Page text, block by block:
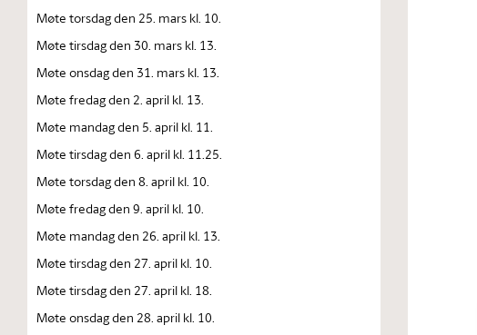
Møte torsdag den 25. mars kl. 10.
Møte tirsdag den 30. mars kl. 13.
Møte onsdag den 31. mars kl. 13.
Møte fredag den 2. april kl. 13.
Møte mandag den 5. april kl. 11.
Møte tirsdag den 6. april kl. 11.25.
Møte torsdag den 8. april kl. 10.
Møte fredag den 9. april kl. 10.
Møte mandag den 26. april kl. 13.
Møte tirsdag den 27. april kl. 10.
Møte tirsdag den 27. april kl. 18.
Møte onsdag den 28. april kl. 10.